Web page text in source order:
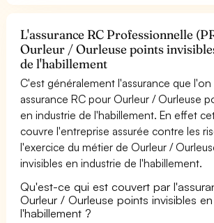
L'assurance RC Professionnelle
Ourleur / Ourleuse points
de l'habillement
C'est généralement l'assurance que
assurance RC pour Ourleur / Ourleuse
en industrie de l'habillement. En effet
couvre l'entreprise assurée contre les
l'exercice du métier de Ourleur /
invisibles en industrie de l'habillement.
Qu'est-ce qui est couvert par
Ourleur / Ourleuse points invisibles
l'habillement ?